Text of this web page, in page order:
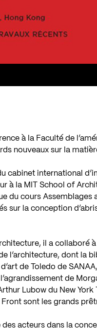
à la Faculté de
nouveaux sur la
cabinet international
à la MIT School of
du cours Assemblages
sur la conception
il a collaboré
l’architecture, dont la
de Toledo de
de
Lubow du New York
sont les grands
acteurs dans la